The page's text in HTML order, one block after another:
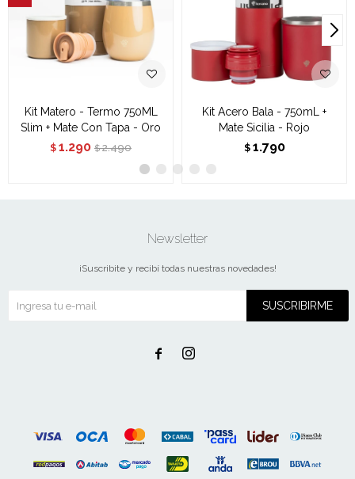
Kit Matero - Termo 750ML
Slim + Mate Con Tapa - Oro
$ 1.290 $ 2.490
Kit Acero Bala - 750mL +
Mate Sicilia - Rojo
$ 1.790
Newsletter
¡Suscribite y recibí todas nuestras novedades!
SUSCRIBIRME
 